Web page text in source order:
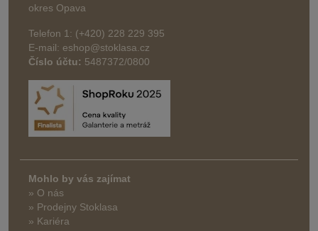
okres Opava
Telefon 1: (+420) 228 229 395
E-mail: eshop@stoklasa.cz
Číslo účtu: 5487372/0800
Mohlo by vás zajímat
» O nás
» Prodejny Stoklasa
» Kariéra